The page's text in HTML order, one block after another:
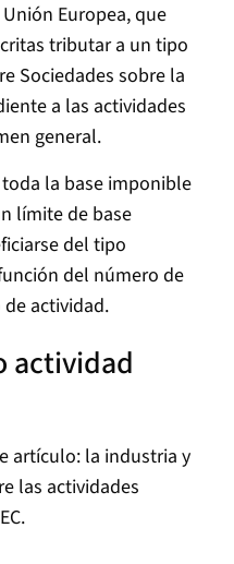
Europea, que
tributar a un tipo
Sociedades sobre la
a las actividades
general.
la base imponible
límite de base
del tipo
del número de
actividad.
actividad
artículo: la industria y
las actividades